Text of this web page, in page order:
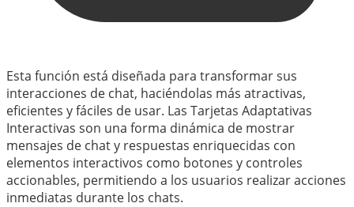
Esta función está diseñada para transformar sus
interacciones de chat, haciéndolas más atractivas,
eficientes y fáciles de usar. Las Tarjetas Adaptativas
Interactivas son una forma dinámica de mostrar
mensajes de chat y respuestas enriquecidas con
elementos interactivos como botones y controles
accionables, permitiendo a los usuarios realizar acciones
inmediatas durante los chats.